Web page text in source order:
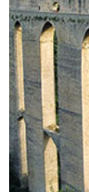
Pinacoteca
Questo
tempera su
Maestro di
nella